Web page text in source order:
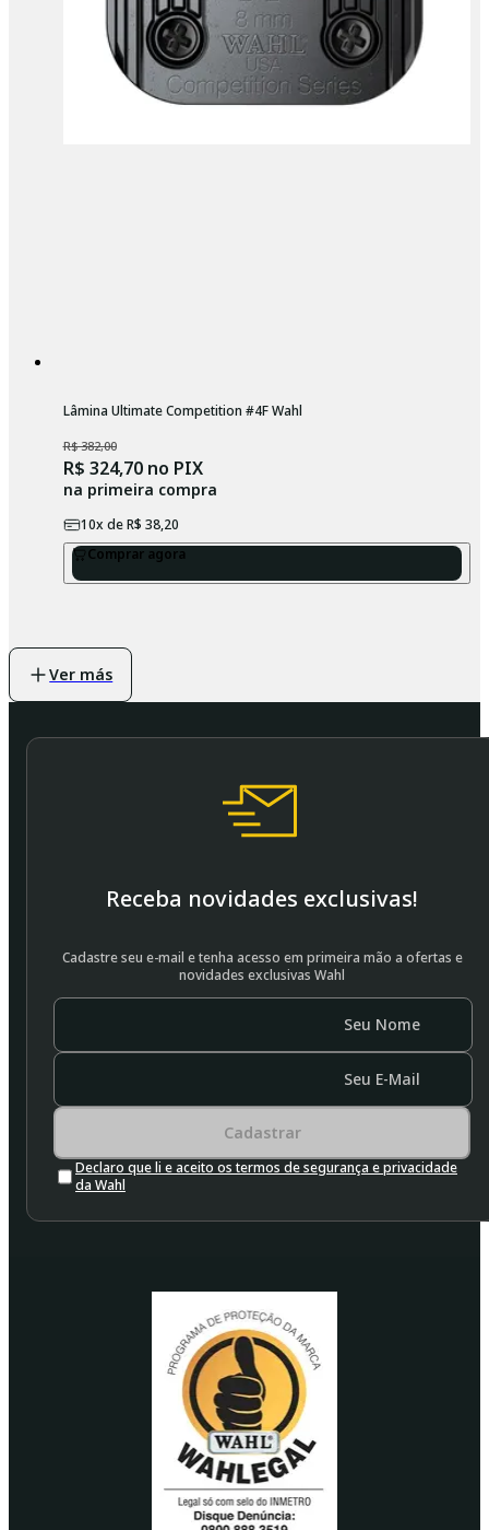
Lâmina Ultimate Competition #4F Wahl
R$ 382,00
R$ 324,70no PIX
na primeira compra
10x deR$ 38,20
Comprar agora
Receba novidades exclusivas!
Cadastre seu e-mail e tenha acesso em primeira mão a ofertas e
novidades exclusivas Wahl
Seu Nome
Seu E-Mail
Cadastrar
Declaro que li e aceito os termos de segurança e privacidade
da Wahl